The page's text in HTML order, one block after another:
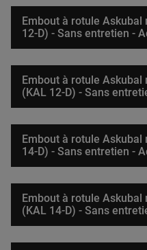
Embout à rotule
12-D) - Sans entretien -
Embout à rotule
(KAL 12-D) - Sans
Embout à rotule
14-D) - Sans entretien -
Embout à rotule
(KAL 14-D) - Sans